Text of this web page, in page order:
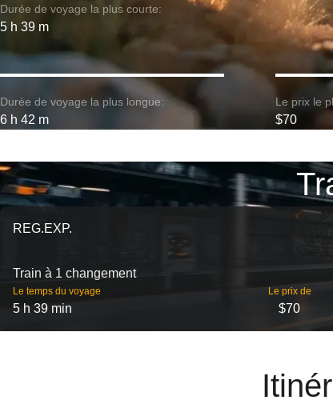
Durée de voyage la plus courte:
5 h 39 m
Durée de voyage la plus longue:
6 h 42 m
Le prix le
$70
REG.EXP.
Train à 1 changement
Le temps du voyage
5 h 39 min
Le prix de
$70